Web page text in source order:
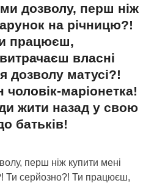
дозволу, перш ніж
на річницю?!
працюєш,
власні
дозволу матусі?!
чоловік-маріонетка!
жити назад у свою
батьків!
перш ніж купити мені
Ти серйозно?! Ти працюєш,